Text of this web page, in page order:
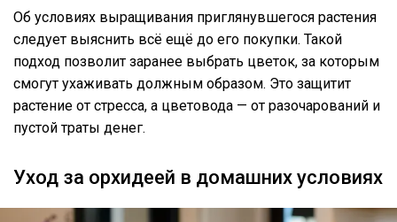
Об условиях выращивания приглянувшегося растения
следует выяснить всё ещё до его покупки. Такой
подход позволит заранее выбрать цветок, за которым
смогут ухаживать должным образом. Это защитит
растение от стресса, а цветовода — от разочарований и
пустой траты денег.
Уход за орхидеей в домашних условиях